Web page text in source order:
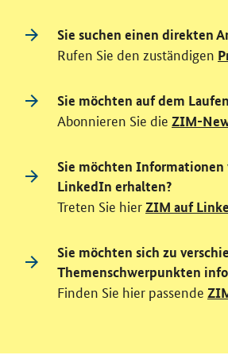
Sie suchen einen direkten
Rufen Sie den zuständigen
Sie möchten auf dem
Abonnieren Sie die ZIM-
Sie möchten Informationen
LinkedIn erhalten?
Treten Sie hierZIM auf
Sie möchten sich zu
Themenschwerpunkten
Finden Sie hier passende